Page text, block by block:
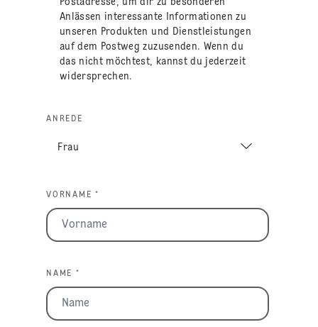
Anlässen interessante Informationen zu
unseren Produkten und Dienstleistungen
auf dem Postweg zuzusenden. Wenn du
das nicht möchtest, kannst du jederzeit
widersprechen.
ANREDE
VORNAME *
NAME *